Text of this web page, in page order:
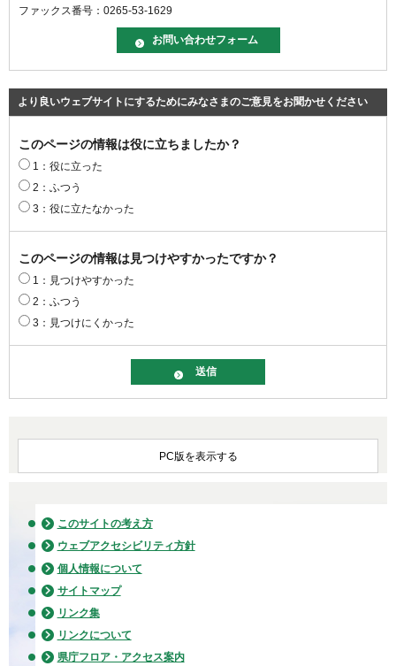
ファックス番号：0265-53-1629
より良いウェブサイトにするためにみなさまのご意見をお聞かせください
このページの情報は役に立ちましたか？
1：役に立った
2：ふつう
3：役に立たなかった
このページの情報は見つけやすかったですか？
1：見つけやすかった
2：ふつう
3：見つけにくかった
PC版を表示する
このサイトの考え方
ウェブアクセシビリティ方針
個人情報について
サイトマップ
リンク集
リンクについて
県庁フロア・アクセス案内